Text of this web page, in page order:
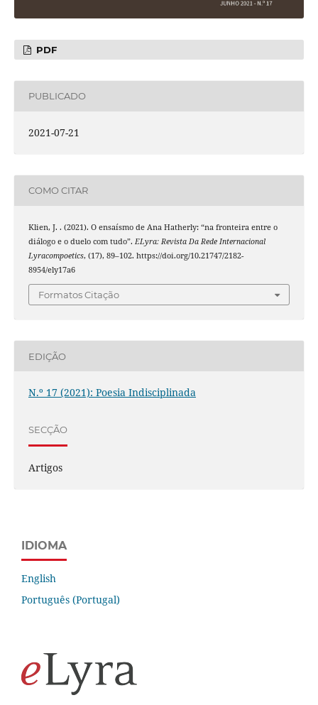
PDF
PUBLICADO
2021-07-21
COMO CITAR
Klien, J. . (2021). O ensaísmo de Ana Hatherly: “na fronteira entre o
diálogo e o duelo com tudo”. ELyra: Revista Da Rede Internacional
Lyracompoetics, (17), 89–102. https://doi.org/10.21747/2182-
8954/ely17a6
Formatos Citação
EDIÇÃO
N.º 17 (2021): Poesia Indisciplinada
SECÇÃO
Artigos
IDIOMA
English
Português (Portugal)